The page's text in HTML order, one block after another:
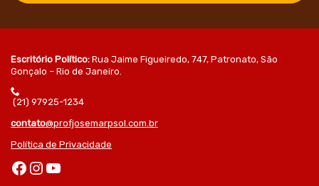
Escritório Político: Rua Jaime Figueiredo, 747, Patronato, São
Gonçalo – Rio de Janeiro.
(21) 97925-1234
contato@profjosemarpsol.com.br
Política de Privacidade
Facebook Instagram Youtube